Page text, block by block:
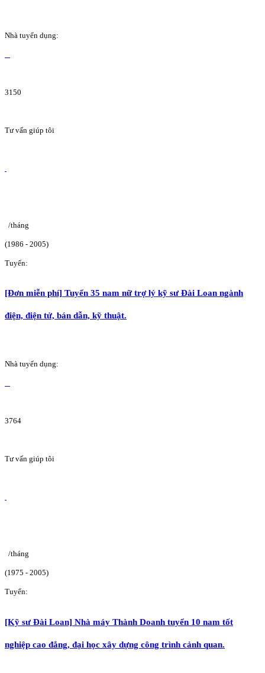
Nhà tuyển dụng:
3150
Tư vấn giúp tôi
/tháng
(1986 - 2005)
Tuyển:
[Đơn miễn phí] Tuyển 35 nam nữ trợ lý kỹ sư Đài Loan ngành
điện, điện tử, bán dẫn, kỹ thuật.
Nhà tuyển dụng:
3764
Tư vấn giúp tôi
/tháng
(1975 - 2005)
Tuyển:
[Kỹ sư Đài Loan] Nhà máy Thành Doanh tuyển 10 nam tốt
nghiệp cao đẳng, đại học xây dựng công trình cảnh quan.